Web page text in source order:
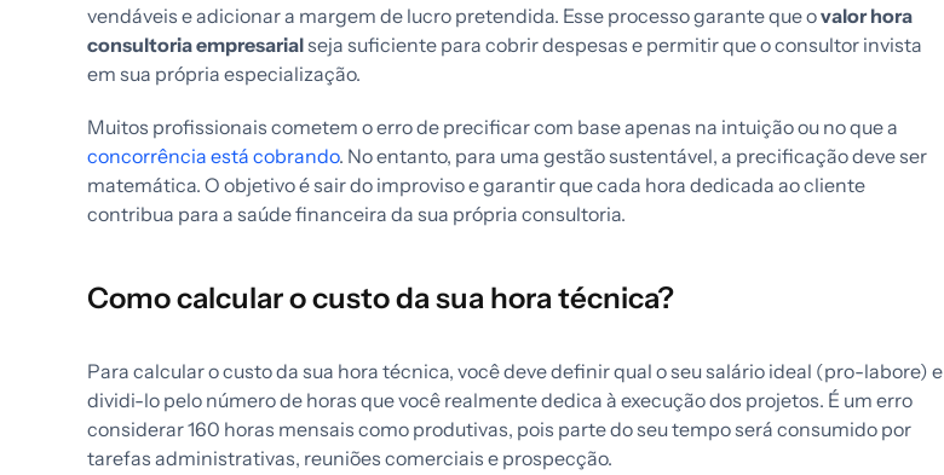
vendáveis e adicionar a margem de lucro pretendida. Esse processo garante que ovalor hora
consultoria empresarialseja suficiente para cobrir despesas e permitir que o consultor invista
em sua própria especialização.
Muitos profissionais cometem o erro de precificar com base apenas na intuição ou no que a
concorrência está cobrando. No entanto, para uma gestão sustentável, a precificação deve ser
matemática. O objetivo é sair do improviso e garantir que cada hora dedicada ao cliente
contribua para a saúde financeira da sua própria consultoria.
Como calcular o custo da sua hora técnica?
Para calcular o custo da sua hora técnica, você deve definir qual o seu salário ideal (pro-labore) e
dividi-lo pelo número de horas que você realmente dedica à execução dos projetos. É um erro
considerar 160 horas mensais como produtivas, pois parte do seu tempo será consumido por
tarefas administrativas, reuniões comerciais e prospecção.